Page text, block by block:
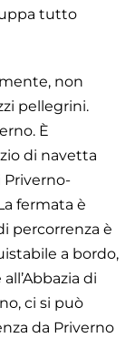
tutto
non
pellegrini.
È
di navetta
Priverno-
fermata è
percorrenza è
a bordo,
di
ci si può
da Priverno